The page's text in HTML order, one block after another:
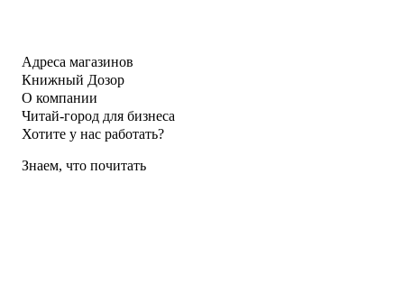
Адреса магазинов
Книжный Дозор
О компании
Читай-город для бизнеса
Хотите у нас работать?
Знаем, что почитать